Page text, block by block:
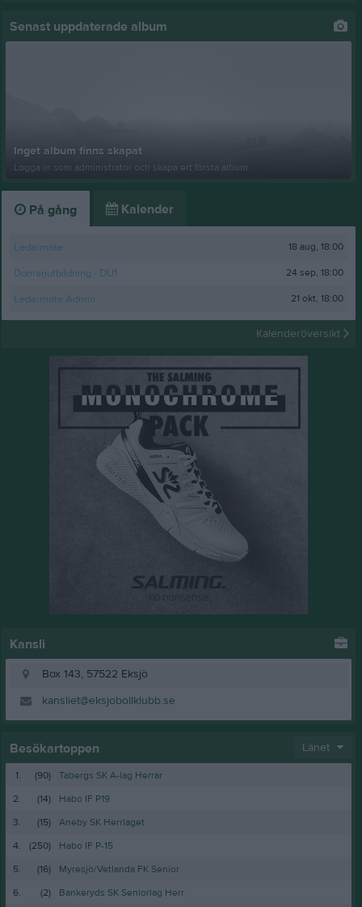
Senast uppdaterade album
Inget album finns skapat
Logga in som administratör och skapa ert första album
På gång Kalender
Ledarmöte 18 aug, 18:00
Domarjutbildning - DU1 24 sep, 18:00
Ledarmöte Admin 21 okt, 18:00
Kalenderöversikt
Kansli
Box 143, 57522 Eksjö
kansliet@eksjobollklubb.se
Besökartoppen Länet
1. (90)
Tabergs SK A-lag Herrar
2.
(14)
Habo IF P19
3.
(15)
Aneby SK Herrlaget
4.
(250)
Habo IF P-15
5.
(16)
Myresjö/Vetlanda FK Senior
6.
(2) Bankeryds SK Seniorlag Herr